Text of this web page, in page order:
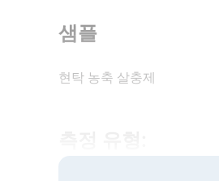
샘플
현탁 농축 살충제